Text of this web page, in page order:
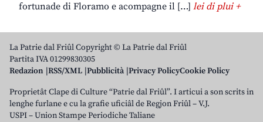
fortunade di Floramo e acompagne il […] lei di plui +
La Patrie dal Friûl Copyright © La Patrie dal Friûl
Partita IVA 01299830305
Redazion RSS/XML Pubblicità Privacy PolicyCookie Policy
Proprietât Clape di Culture “Patrie dal Friûl”. I articui a son scrits in
lenghe furlane e cu la grafie uficiâl de Regjon Friûl – V.J.
USPI – Union Stampe Periodiche Taliane